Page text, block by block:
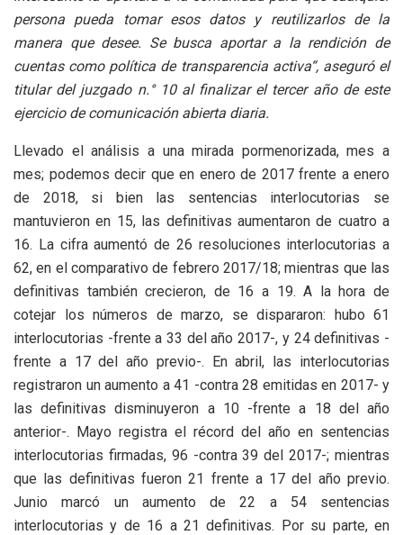
persona pueda tomar esos datos y reutilizarlos de la
manera que desee. Se busca aportar a la rendición de
cuentas como política de transparencia activa“, aseguró el
titular del juzgado n.° 10 al finalizar el tercer año de este
ejercicio de comunicación abierta diaria.
Llevado el análisis a una mirada pormenorizada, mes a
mes; podemos decir que en enero de 2017 frente a enero
de 2018, si bien las sentencias interlocutorias se
mantuvieron en 15, las definitivas aumentaron de cuatro a
16. La cifra aumentó de 26 resoluciones interlocutorias a
62, en el comparativo de febrero 2017/18; mientras que las
definitivas también crecieron, de 16 a 19. A la hora de
cotejar los números de marzo, se dispararon: hubo 61
interlocutorias -frente a 33 del año 2017-, y 24 definitivas -
frente a 17 del año previo-. En abril, las interlocutorias
registraron un aumento a 41 -contra 28 emitidas en 2017- y
las definitivas disminuyeron a 10 -frente a 18 del año
anterior-. Mayo registra el récord del año en sentencias
interlocutorias firmadas, 96 -contra 39 del 2017-; mientras
que las definitivas fueron 21 frente a 17 del año previo.
Junio marcó un aumento de 22 a 54 sentencias
interlocutorias y de 16 a 21 definitivas. Por su parte, en